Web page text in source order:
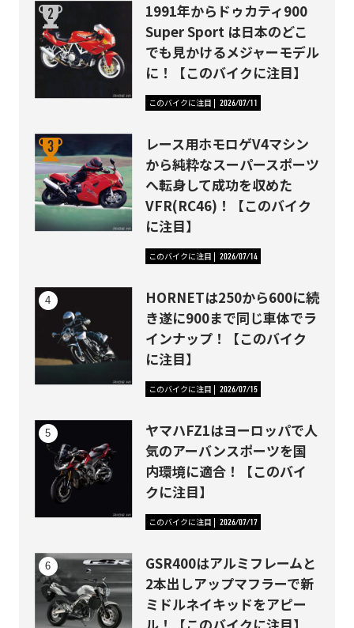
1991年からドゥカティ900
Super Sport は日本のどこ
でも見かけるメジャーモデル
に！【このバイクに注目】
このバイクに注目 2026/07/11
レース用ホモロゲV4マシン
から純粋なスーパースポーツ
へ転身して成功を収めた
VFR(RC46)！【このバイク
に注目】
このバイクに注目 2026/07/14
HORNETは250から600に続
き遂に900まで同じ車体でラ
インナップ！【このバイク
に注目】
このバイクに注目 2026/07/15
ヤマハFZ1はヨーロッパで人
気のアーバンスポーツを国
内環境に適合！【このバイ
クに注目】
このバイクに注目 2026/07/17
GSR400はアルミフレームと
2本出しアップマフラーで新
ミドルネイキッドをアピー